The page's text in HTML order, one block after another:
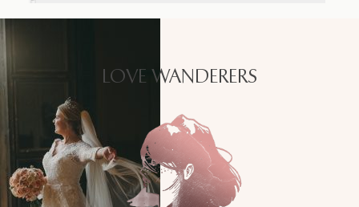
LOVE WANDERERS